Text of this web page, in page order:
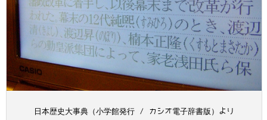
日本歴史大事典（小学館発行 / カシオ電子辞書版）より